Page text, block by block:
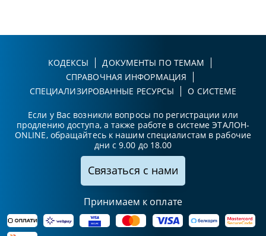
КОДЕКСЫ
ДОКУМЕНТЫ ПО ТЕМАМ
СПРАВОЧНАЯ ИНФОРМАЦИЯ
СПЕЦИАЛИЗИРОВАННЫЕ РЕСУРСЫ
О СИСТЕМЕ
Если у Вас возникли вопросы по регистрации или
продлению доступа, а также работе в системе ЭТАЛОН-
ONLINE, обращайтесь к нашим специалистам в рабочие
дни с 9.00 до 18.00
Связаться с нами
Принимаем к оплате